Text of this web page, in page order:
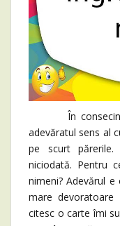
În consecință,
adevăratul sens al
pe scurt
niciodată. Pentru
nimeni? Adevărul
mare
citesc o carte îmi